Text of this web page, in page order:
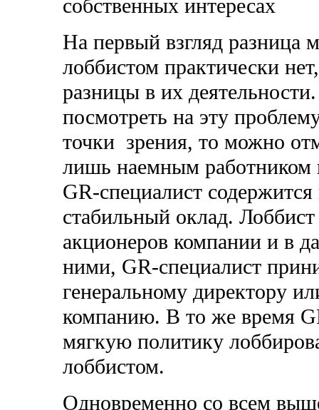
собственных интересах
На первый взгляд
лоббистом практически
разницы в их
посмотреть на эту
точки зрения, то можно
лишь наемным работником
GR-специалист
стабильный оклад.
акционеров компании и в
ними, GR-специалист
генеральному директору
компанию. В то же время
мягкую политику
лоббистом.
Одновременно со всем